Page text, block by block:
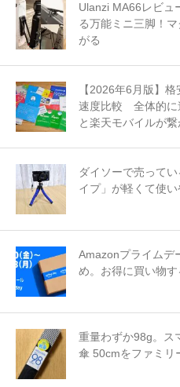
Ulanzi MA66レビュ
る万能ミニ三脚！
がる
【2026年6月版】
速度比較 全体的に
と楽天モバイルが
ダイソーで売って
イプ」が軽くて使い
Amazonプライムデ
め。お得に買い物す
重量わずか98g。ス
傘 50cmをファミリ